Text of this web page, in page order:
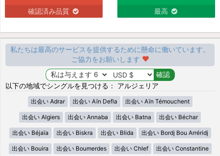
確認済み品質 最高
私たちは最高のサービスを提供するために懸命に働いています。
ご協力をお願いします
以下の地域でシングルを見つける： アルジェリア
出会い Adrar 出会い Aïn Defla 出会い Aïn Témouchent
出会い Algiers 出会い Annaba 出会い Batna 出会い Béchar
出会い Béjaïa 出会い Biskra 出会い Blida 出会い Bordj Bou Arréridj
出会い Bouira 出会い Boumerdes 出会い Chlef 出会い Constantine